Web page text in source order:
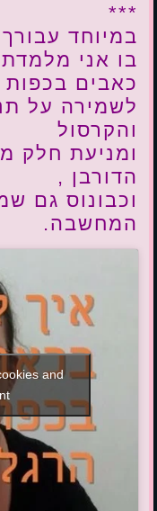
***
במיוחד
בו אני
כאבים בכפות
לשמירה על
והקרסול
ומניעת חלק
הדורבן ,
וכבונוס גם
המחשבה.
and